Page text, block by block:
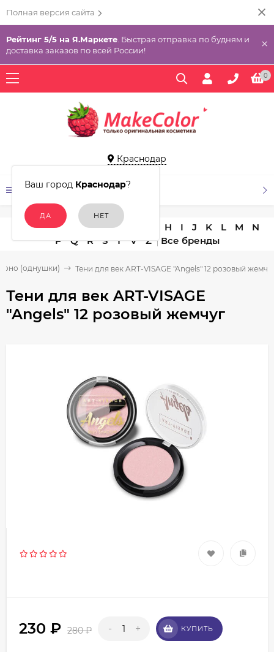
Полная версия сайта
Рейтинг 5/5 на Я.Маркете . Быстрая отправка по будням и
доставка заказов по всей России!
×
0
Краснодар
Ваш город Краснодар?
КАТАЛОГ ТОВАРОВ
A C D E H I J K L M
N
P
Q R S T V Z
(однушки) Тени для век ART-VISAGE "Angels" 12 розовый
Тени для век ART-VISAGE
"Angels" 12 розовый жемчуг
230 ₽ 280₽ - + КУПИТЬ